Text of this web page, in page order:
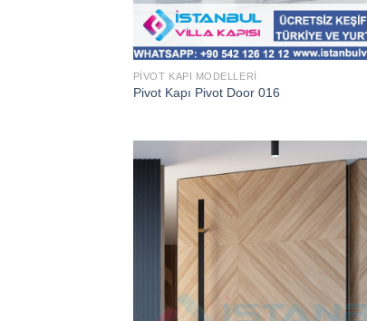
PIVOT KAPI MODELLERI
Pivot Kapı Pivot Door 016